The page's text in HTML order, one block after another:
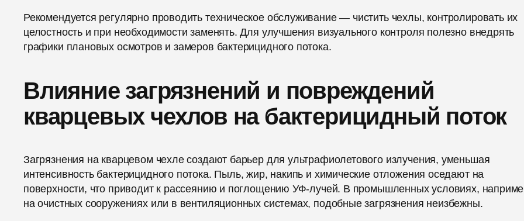
Рекомендуется регулярно проводить техническое обслуживание — чистить чехлы, контролировать их
целостность и при необходимости заменять. Для улучшения визуального контроля полезно внедрять
графики плановых осмотров и замеров бактерицидного потока.
Влияние загрязнений и повреждений
кварцевых чехлов на бактерицидный поток
Загрязнения на кварцевом чехле создают барьер для ультрафиолетового излучения, уменьшая
интенсивность бактерицидного потока. Пыль, жир, накипь и химические отложения оседают на
поверхности, что приводит к рассеянию и поглощению УФ-лучей. В промышленных условиях,
на очистных сооружениях или в вентиляционных системах, подобные загрязнения неизбежны.